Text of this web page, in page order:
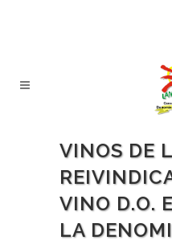
VINOS DE
VINO D.O.
LA